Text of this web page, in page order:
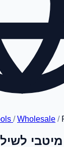
/ Wholesale /